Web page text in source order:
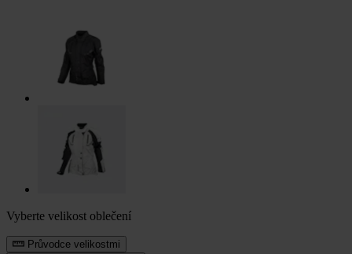
Vyberte velikost oblečení
Průvodce velikostmi